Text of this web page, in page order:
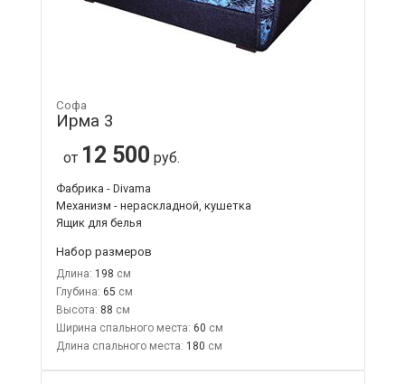
Софа
Ирма 3
от 12 500 руб.
Фабрика - Divama
Механизм - нераскладной, кушетка
Ящик для белья
Набор размеров
Длина: 198
Глубина: 65
Высота: 88
Ширина спального места: 60
Длина спального места: 180